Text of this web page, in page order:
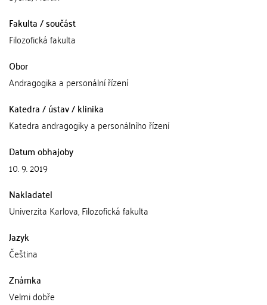
Fakulta / součást
Filozofická fakulta
Obor
Andragogika a personální řízení
Katedra / ústav / klinika
Katedra andragogiky a personálního řízení
Datum obhajoby
10. 9. 2019
Nakladatel
Univerzita Karlova, Filozofická fakulta
Jazyk
Čeština
Známka
Velmi dobře